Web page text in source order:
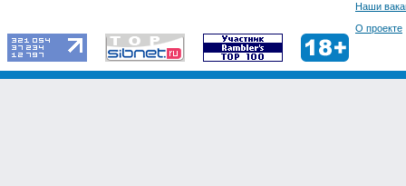
Наши
О проекте